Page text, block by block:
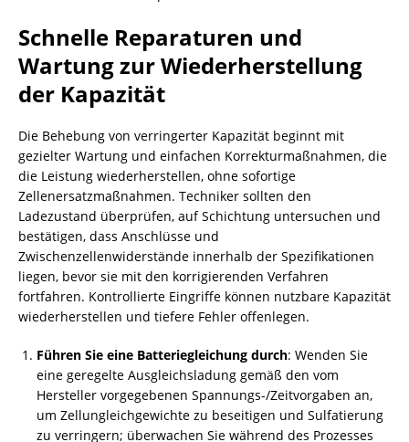
Schnelle Reparaturen und
Wartung zur Wiederherstellung
der Kapazität
Die Behebung von verringerter Kapazität beginnt mit
gezielter Wartung und einfachen Korrekturmaßnahmen, die
die Leistung wiederherstellen, ohne sofortige
Zellenersatzmaßnahmen. Techniker sollten den
Ladezustand überprüfen, auf Schichtung untersuchen und
bestätigen, dass Anschlüsse und
Zwischenzellenwiderstände innerhalb der Spezifikationen
liegen, bevor sie mit den korrigierenden Verfahren
fortfahren. Kontrollierte Eingriffe können nutzbare Kapazität
wiederherstellen und tiefere Fehler offenlegen.
Führen Sie eine Batteriegleichung durch: Wenden Sie
eine geregelte Ausgleichsladung gemäß den vom
Hersteller vorgegebenen Spannungs-/Zeitvorgaben an,
um Zellungleichgewichte zu beseitigen und Sulfatierung
zu verringern; überwachen Sie während des Prozesses